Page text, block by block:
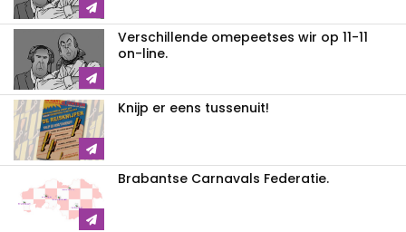
Verschillende omepeetses wir op 11-11
on-line.
Knijp er eens tussenuit!
Brabantse Carnavals Federatie.